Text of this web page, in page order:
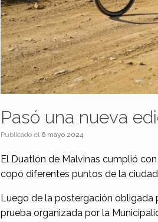
Pasó una nueva
Publicado el 6 mayo 2024
El Duatlón de Malvinas cumplió
copó diferentes puntos de la
Luego de la postergación
prueba organizada por la